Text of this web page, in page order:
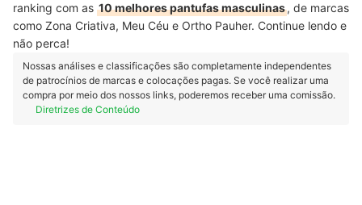
ranking com as 10 melhores pantufas masculinas, de marcas
como Zona Criativa, Meu Céu e Ortho Pauher. Continue lendo e
não perca!
Nossas análises e classificações são completamente independentes
de patrocínios de marcas e colocações pagas. Se você realizar uma
compra por meio dos nossos links, poderemos receber uma comissão.
Diretrizes de Conteúdo